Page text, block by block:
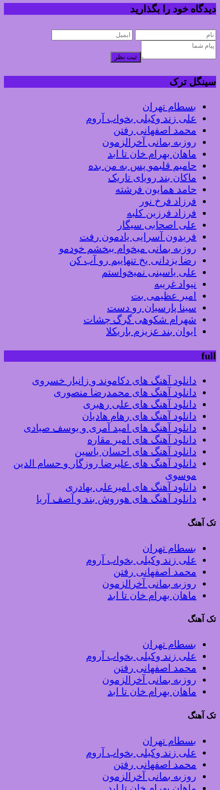
دیدگاه خود را بگذارید
ثبت نظر
سینگل ترک
بسطام تهران
علی زند وکیلی بخواب آروم
محمد اصفهانی رفتن
روزبه بمانی آخرالزمون
ماهان بهرام خان تا ابد
حامیم قلبمو پس به من بده
ماکان بند رویای تاریک
حامد همایون فرشته
فرزاد فرخ نور
فرزاد فرزین کلبه
علی اصحابی سیگار
فریدون آسرایی یادمون رفت
روزبه بمانی میخوام ببخشم خودمو
رضا یزدانی یخ تنهاییم رو آب کن
علی یاسینی نمیخواستم
نیواد غریبه
امیر عظیمی بت
سینا پارسیان رو دست
شهرام شکوهی گرگ چشات
ایوان بند عزیزم باریکلا
full
دانلود آهنگ های دکاموند و زانیار خسروی
دانلود آهنگ های محمدرضا منصوری
دانلود آهنگ های علی رهبری
دانلود آهنگ های رهام هادیان
دانلود آهنگ های امید آمری و یوسف صیادی
دانلود آهنگ های امیر مقاره
دانلود آهنگ های احسان یاسین
دانلود آهنگ های علیرضا روزگار و حسام الدین
موسوی
دانلود آهنگ های امیرعلی بهادری
دانلود آهنگ های هوروش بند و آصف آریا
تک آهنگ
بسطام تهران
علی زند وکیلی بخواب آروم
محمد اصفهانی رفتن
روزبه بمانی آخرالزمون
ماهان بهرام خان تا ابد
تک آهنگ
بسطام تهران
علی زند وکیلی بخواب آروم
محمد اصفهانی رفتن
روزبه بمانی آخرالزمون
ماهان بهرام خان تا ابد
تک آهنگ
بسطام تهران
علی زند وکیلی بخواب آروم
محمد اصفهانی رفتن
روزبه بمانی آخرالزمون